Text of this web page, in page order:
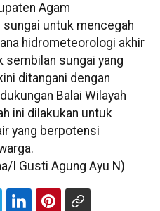
Agam
untuk mencegah
hidrometeorologi akhir
sembilan sungai yang
ditangani dengan
Balai Wilayah
ini dilakukan untuk
yang berpotensi
I Gusti Agung Ayu N)